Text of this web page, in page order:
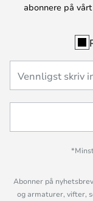
abonnere på
Abonner på
og armaturer, vifter,